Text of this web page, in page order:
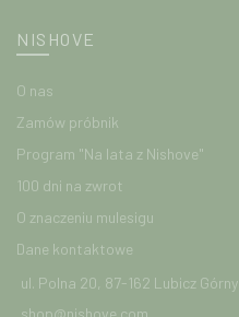
NISHOVE
O nas
Zamów próbnik
Program "Na lata z Nishove"
100 dni na zwrot
O znaczeniu mulesigu
Dane kontaktowe
ul. Polna 20, 87-162 Lubicz Górny